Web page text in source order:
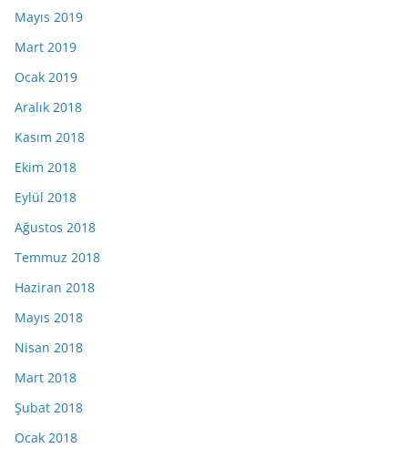
Mayıs 2019
Mart 2019
Ocak 2019
Aralık 2018
Kasım 2018
Ekim 2018
Eylül 2018
Ağustos 2018
Temmuz 2018
Haziran 2018
Mayıs 2018
Nisan 2018
Mart 2018
Şubat 2018
Ocak 2018